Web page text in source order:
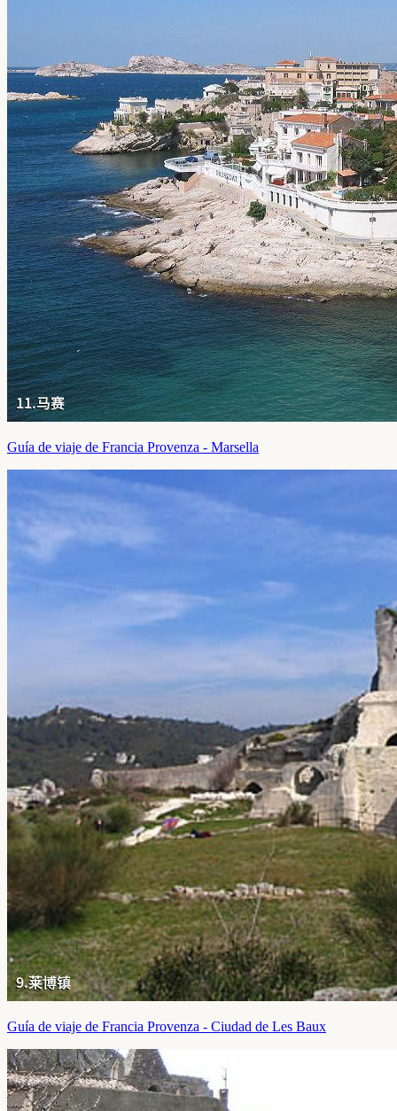
Guía de viaje de Francia Provenza - Marsella
Guía de viaje de Francia Provenza - Ciudad de Les Baux